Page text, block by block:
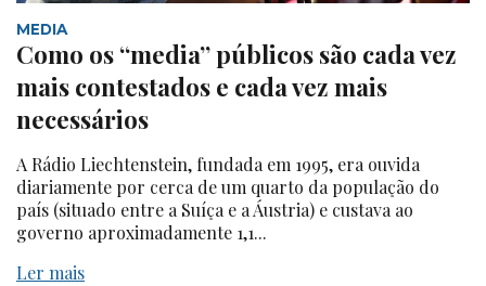
MEDIA
Como os “media” públicos são cada vez
mais contestados e cada vez mais
necessários
A Rádio Liechtenstein, fundada em 1995, era ouvida
diariamente por cerca de um quarto da população do
país (situado entre a Suíça e a Áustria) e custava ao
governo aproximadamente 1,1...
Ler mais